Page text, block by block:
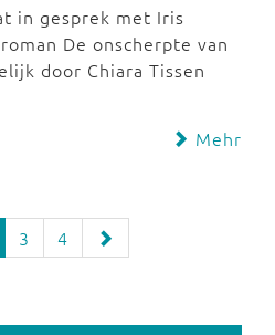
in gesprek met Iris
De onscherpte van
door Chiara Tissen
Mehr
3 4